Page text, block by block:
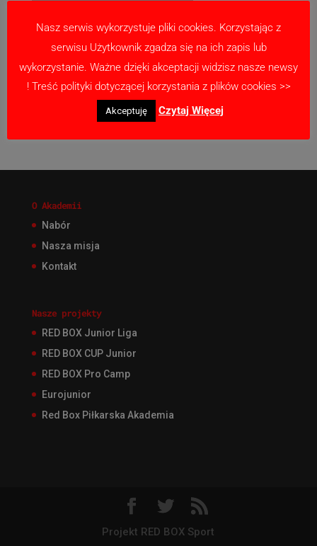
Zapamiętaj moje dane w tej przeglądarce
podczas pisania kolejnych komentarzy.
O Akademii
Nabór
Nasza misja
Kontakt
Nasze projekty
RED BOX Junior Liga
RED BOX CUP Junior
RED BOX Pro Camp
Eurojunior
Red Box Piłkarska Akademia
Projekt RED BOX Sport
Nasz serwis wykorzystuje pliki cookies. Korzystając z
serwisu Użytkownik zgadza się na ich zapis lub
wykorzystanie. Ważne dzięki akceptacji widzisz nasze newsy
! Treść polityki dotyczącej korzystania z plików cookies >>
Akceptuję Czytaj Więcej